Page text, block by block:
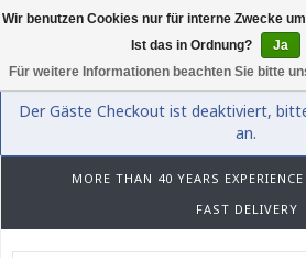
Der Gäste Checkout ist deaktiviert,
an.
MORE THAN 40 YEARS
FAST DELIVERY
Wir benutzen Cookies nur für interne Zwecke
Ist das in Ordnung?
Ja
Für weitere Informationen beachten Sie bitte